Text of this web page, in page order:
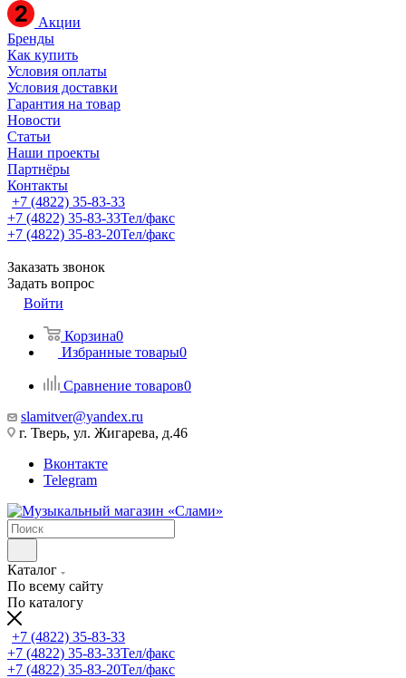
Акции
Бренды
Как купить
Условия оплаты
Условия доставки
Гарантия на товар
Новости
Статьи
Наши проекты
Партнёры
Контакты
+7 (4822) 35-83-33
+7 (4822) 35-83-33Тел/факс
+7 (4822) 35-83-20Тел/факс
Заказать звонок
Задать вопрос
Войти
Корзина0
Избранные товары0
Сравнение товаров0
slamitver@yandex.ru
г. Тверь, ул. Жигарева, д.46
Вконтакте
Telegram
Каталог
По всему сайту
По каталогу
+7 (4822) 35-83-33
+7 (4822) 35-83-33Тел/факс
+7 (4822) 35-83-20Тел/факс